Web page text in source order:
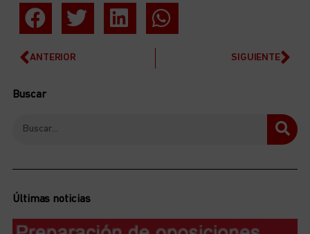
ANTERIOR SIGUIENTE
Buscar
Últimas noticias